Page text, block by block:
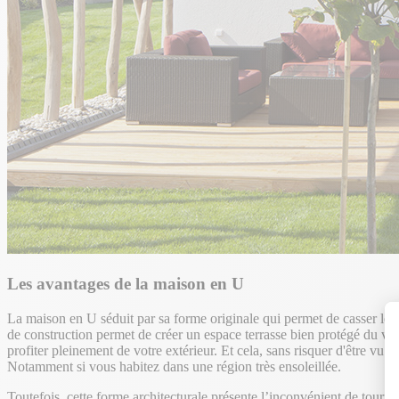
Les avantages de la maison en U
La maison en U séduit par sa forme originale qui permet de casser
de construction permet de créer un espace terrasse bien protégé du
profiter pleinement de votre extérieur. Et cela, sans risquer d'être vu
Notamment si vous habitez dans une région très ensoleillée.